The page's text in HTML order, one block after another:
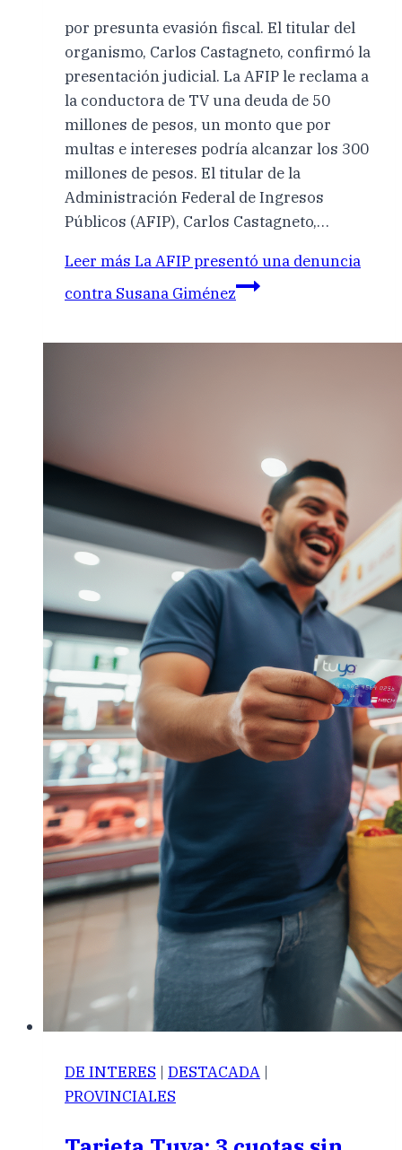
por presunta evasión fiscal. El titular del
organismo, Carlos Castagneto, confirmó la
presentación judicial. La AFIP le reclama a
la conductora de TV una deuda de 50
millones de pesos, un monto que por
multas e intereses podría alcanzar los 300
millones de pesos. El titular de la
Administración Federal de Ingresos
Públicos (AFIP), Carlos Castagneto,…
Leer más La AFIP presentó una denuncia
contra Susana Giménez
DE INTERES | DESTACADA |
PROVINCIALES